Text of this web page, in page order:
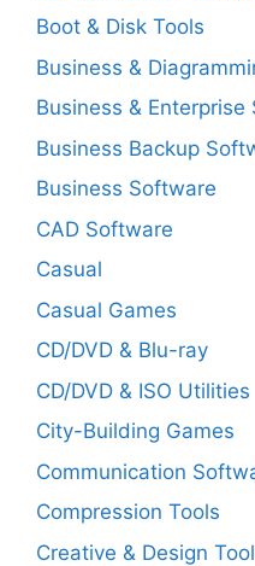
Boot & Disk Tools
Business &
Business & Enterprise
Business Backup
Business Software
CAD Software
Casual
Casual Games
CD/DVD & Blu-ray
CD/DVD & ISO Utilities
City-Building Games
Communication
Compression Tools
Creative & Design